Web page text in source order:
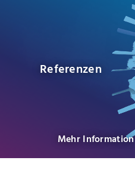
Referenzen
Mehr Information